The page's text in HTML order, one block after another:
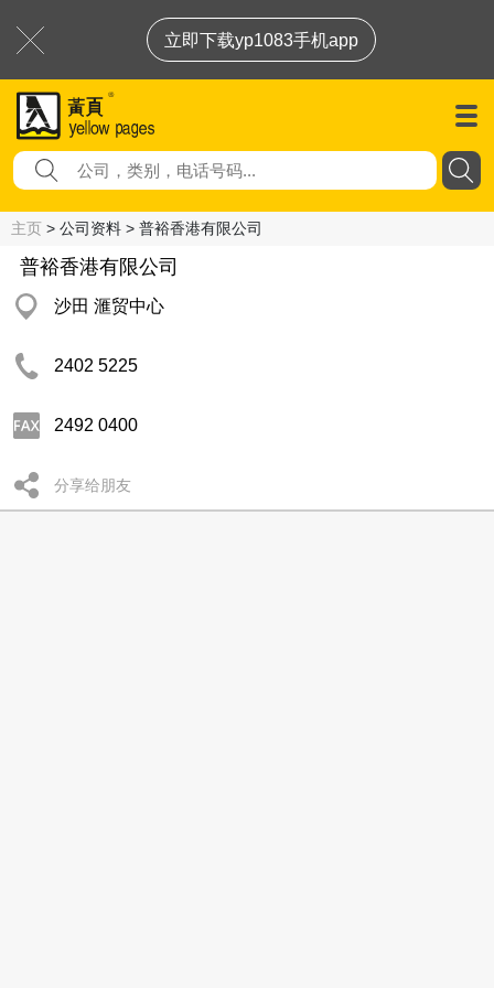
立即下载yp1083手机app
主页 > 公司资料 > 普裕香港有限公司
普裕香港有限公司
沙田 滙贸中心
2402 5225
2492 0400
分享给朋友